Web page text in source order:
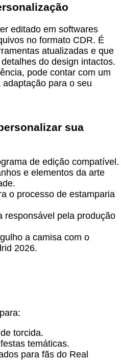
editado em softwares
no formato CDR. É
atualizadas e que
do design intactos.
pode contar com um
para o seu
sua
de edição compatível.
e elementos da arte
o processo de estamparia
responsável pela produção
a camisa com o
2026.
torcida.
temáticas.
para fãs do Real